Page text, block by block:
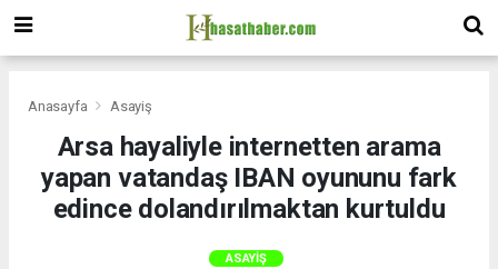
Anasayfa Asayiş
Arsa hayaliyle internetten arama
yapan vatandaş IBAN oyununu fark
edince dolandırılmaktan kurtuldu
ASAYIŞ